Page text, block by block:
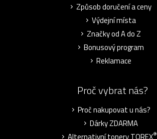
Způsob doručení a ceny
Výdejní místa
Značky od A do Z
Bonusový program
Reklamace
Proč vybrat nás?
Proč nakupovat u nás?
Dárky ZDARMA
Alternativní tonery TOREX®